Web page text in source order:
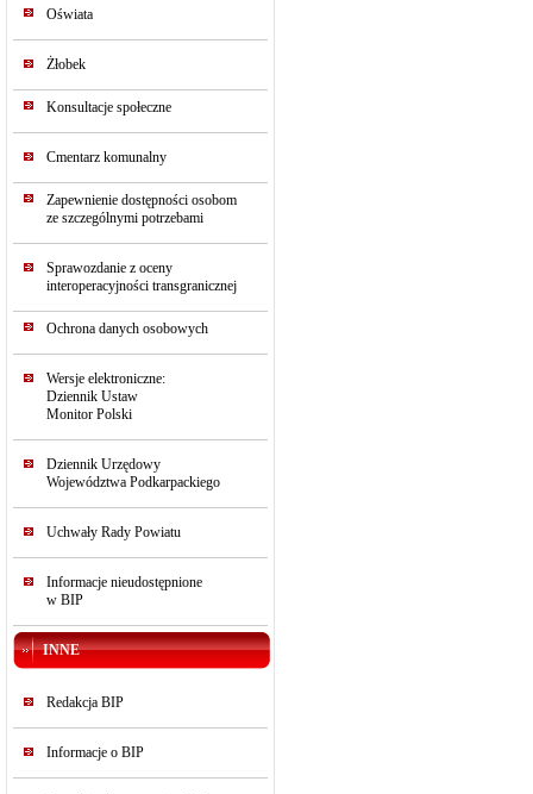
Oświata
Żłobek
Konsultacje społeczne
Cmentarz komunalny
Zapewnienie dostępności osobom
ze szczególnymi potrzebami
Sprawozdanie z oceny
interoperacyjności transgranicznej
Ochrona danych osobowych
Wersje elektroniczne:
Dziennik Ustaw
Monitor Polski
Dziennik Urzędowy
Województwa Podkarpackiego
Uchwały Rady Powiatu
Informacje nieudostępnione
w BIP
INNE
Redakcja BIP
Informacje o BIP